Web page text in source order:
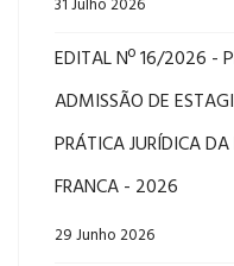
31 Julho 2026
EDITAL Nº 16/2026 -
ADMISSÃO DE
PRÁTICA JURÍDICA
FRANCA - 2026
29 Junho 2026